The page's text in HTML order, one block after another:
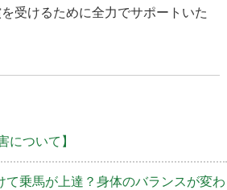
受けるために全力でサポートいた
について】
て乗馬が上達？身体のバランスが変わ